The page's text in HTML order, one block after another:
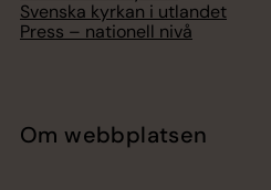
Svenska kyrkan i utlandet
Press – nationell nivå
Om webbplatsen